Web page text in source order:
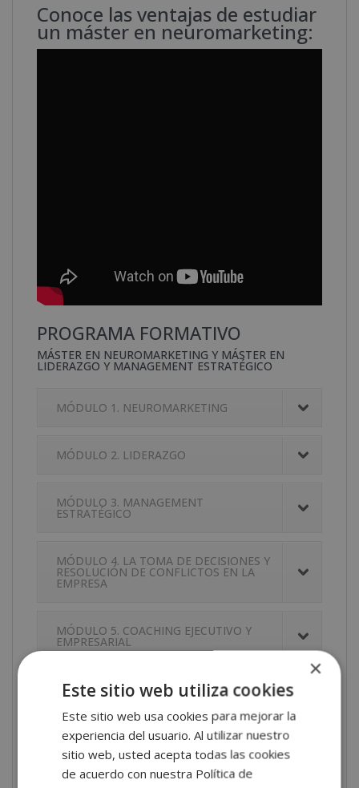
Conoce las ventajas de estudiar
un máster en neuromarketing:
PROGRAMA FORMATIVO
MÁSTER EN NEUROMARKETING Y MÁSTER EN
LIDERAZGO Y MANAGEMENT ESTRATÉGICO
MÓDULO 1. NEUROMARKETING
MÓDULO 2. LIDERAZGO
MÓDULO 3. MANAGEMENT
ESTRATÉGICO
MÓDULO 4. LA TOMA DE DECISIONES Y
RESOLUCIÓN DE CONFLICTOS EN LA
EMPRESA
MÓDULO 5. COACHING EJECUTIVO Y
EMPRESARIAL
Descarga aquí el PDF con toda la información
del máster en neuromarketing + máster en
liderazgo y management estratégico
×
Este sitio web utiliza cookies
Este sitio web usa cookies para mejorar la
experiencia del usuario. Al utilizar nuestro
sitio web, usted acepta todas las cookies
de acuerdo con nuestra Política de